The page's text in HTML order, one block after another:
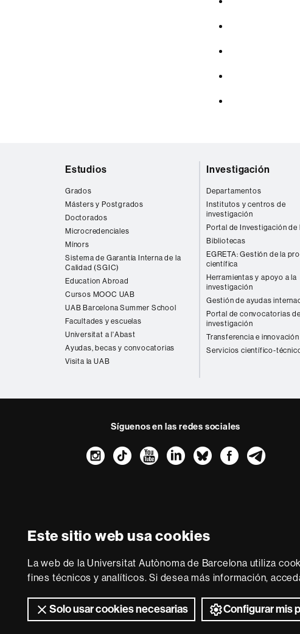
Este sitio web usa cookies
La web de la Universitat Autònoma de Barcelona utiliza
fines técnicos y analíticos. Si desea más información,
Solo usar cookies necesarias Configurar mis
Estudios
Grados
Másters y Postgrados
Doctorados
Microcredenciales
Mínors
Sistema de Garantía Interna de la
Calidad (SGIC)
Education Abroad
Cursos MOOC UAB
UAB Barcelona Summer School
Facultades y escuelas
Universitat a l'Abast
Ayudas, becas y convocatorias
Visita la UAB
Investigación
Departamentos
Institutos y centros de
investigación
Portal de Investigación de
Bibliotecas
EGRETA: Gestión de la
científica
Herramientas y apoyo a la
investigación
Gestión de ayudas
Portal de convocatorias de
investigación
Transferencia e innovación
Servicios científico-
Síguenos en las redes sociales
Instagram
TikTokYouTube
LinkedIn
Bluesky
Somos una
de la Europa del